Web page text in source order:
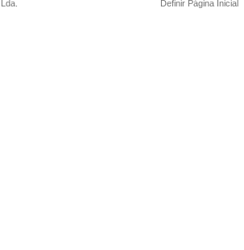
, Lda. Definir Página Inicial